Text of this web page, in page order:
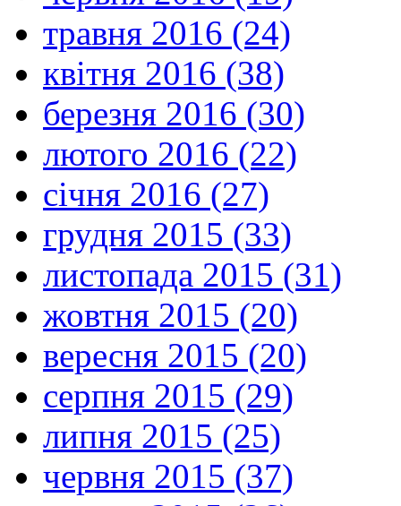
травня 2016 (24)
квітня 2016 (38)
березня 2016 (30)
лютого 2016 (22)
січня 2016 (27)
грудня 2015 (33)
листопада 2015 (31)
жовтня 2015 (20)
вересня 2015 (20)
серпня 2015 (29)
липня 2015 (25)
червня 2015 (37)